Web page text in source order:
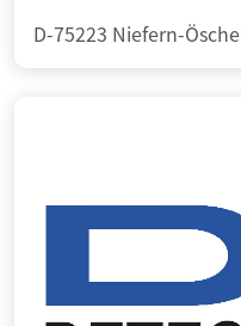
D-75223 Niefern-